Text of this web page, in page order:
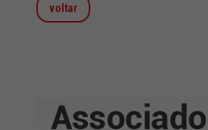
voltar